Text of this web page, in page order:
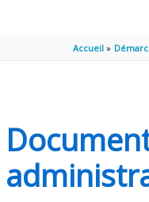
Accueil